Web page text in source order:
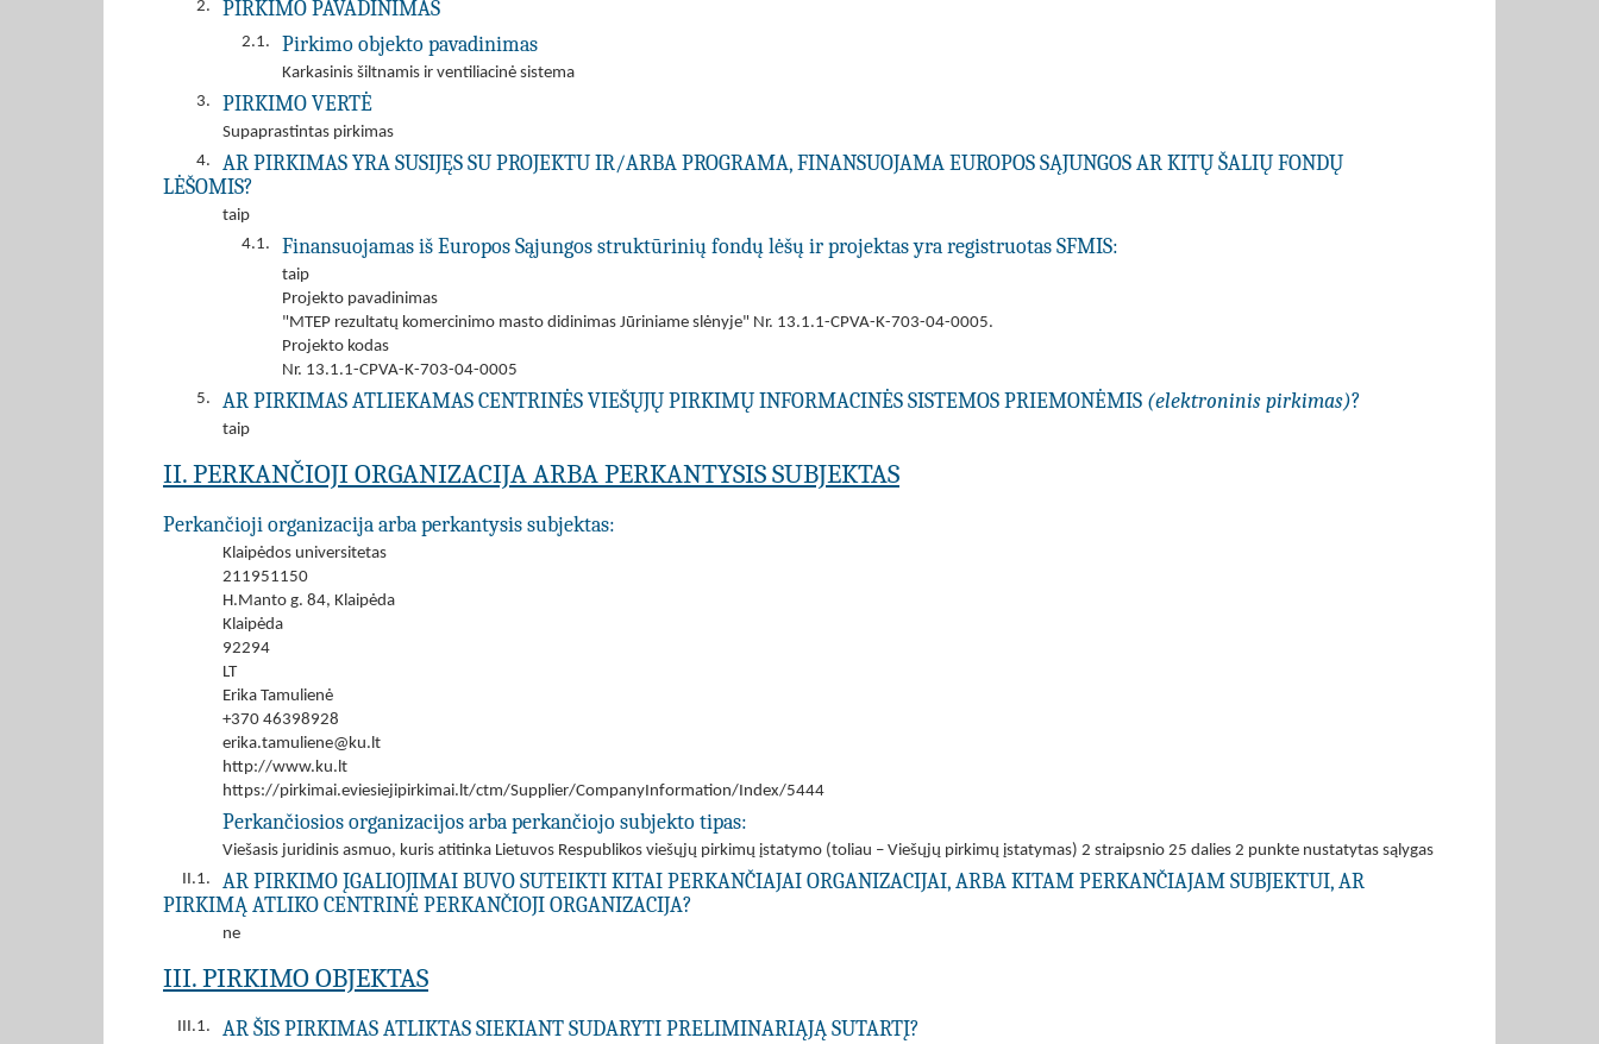
2.
PIRKIMO PAVADINIMAS
2.1. Pirkimo objekto pavadinimas
Karkasinis šiltnamis ir ventiliacinė sistema
3.
PIRKIMO VERTĖ
Supaprastintas pirkimas
4.
AR PIRKIMAS YRA SUSIJĘS SU PROJEKTU IR/ARBA PROGRAMA, FINANSUOJAMA EUROPOS SĄJUNGOS AR KITŲ ŠALIŲ FONDŲ
LĖŠOMIS?
taip
4.1.
Finansuojamas iš Europos Sąjungos struktūrinių fondų lėšų ir projektas yra registruotas SFMIS:
taip
Projekto pavadinimas
"MTEP rezultatų komercinimo masto didinimas Jūriniame slėnyje" Nr. 13.1.1-CPVA-K-703-04-0005.
Projekto kodas
Nr. 13.1.1-CPVA-K-703-04-0005
5.
AR PIRKIMAS ATLIEKAMAS CENTRINĖS VIEŠŲJŲ PIRKIMŲ INFORMACINĖS SISTEMOS PRIEMONĖMIS (elektroninis pirkimas)?
taip
II. PERKANČIOJI ORGANIZACIJA ARBA PERKANTYSIS SUBJEKTAS
Perkančioji organizacija arba perkantysis subjektas:
Klaipėdos universitetas
211951150
H.Manto g. 84, Klaipėda
Klaipėda
92294
LT
Erika Tamulienė
+370 46398928
erika.tamuliene@ku.lt
http://www.ku.lt
https://pirkimai.eviesiejipirkimai.lt/ctm/Supplier/CompanyInformation/Index/5444
Perkančiosios organizacijos arba perkančiojo subjekto tipas:
Viešasis juridinis asmuo, kuris atitinka Lietuvos Respublikos viešųjų pirkimų įstatymo (toliau – Viešųjų pirkimų įstatymas) 2 straipsnio 25 dalies 2 punkte nustatytas sąlygas
II.1.
AR PIRKIMO ĮGALIOJIMAI BUVO SUTEIKTI KITAI PERKANČIAJAI ORGANIZACIJAI, ARBA KITAM PERKANČIAJAM SUBJEKTUI, AR
PIRKIMĄ ATLIKO CENTRINĖ PERKANČIOJI ORGANIZACIJA?
ne
III. PIRKIMO OBJEKTAS
III.1. AR ŠIS PIRKIMAS ATLIKTAS SIEKIANT SUDARYTI PRELIMINARIĄJĄ SUTARTĮ?